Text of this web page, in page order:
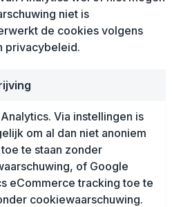
niet is
de cookies volgens
privacybeleid.
Via instellingen is
om al dan niet anoniem
te staan zonder
of Google
eCommerce tracking toe te
cookiewaarschuwing.